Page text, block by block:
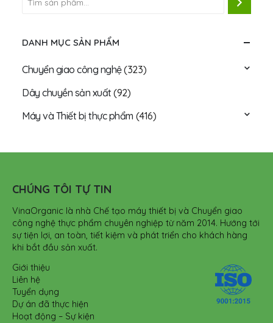
DANH MỤC SẢN PHẨM
Chuyển giao công nghệ(323)
Dây chuyền sản xuất(92)
Máy và Thiết bị thực phẩm (416)
CHÚNG TÔI TỰ TIN
VinaOrganic là nhà Chế tạo máy thiết bị và Chuyển giao
công nghệ thực phẩm chuyên nghiệp từ năm 2014. Hướng tới
sự tiện lợi, an toàn, tiết kiệm và phát triển cho khách hàng
khi bắt đầu sản xuất.
Giới thiệu
Liên hệ
Tuyển dụng
Dự án đã thực hiện
Hoạt động – Sự kiện